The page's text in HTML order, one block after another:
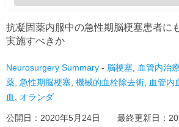
抗凝固薬内服中の急性期脳梗塞患者に
実施すべきか
Neurosurgery Summary - 脳梗塞 血管内治療
薬 急性期脳梗塞 機械的血栓除去術 血管内
血
オランダ
公開日： 2020年5月24日 最終更新日：